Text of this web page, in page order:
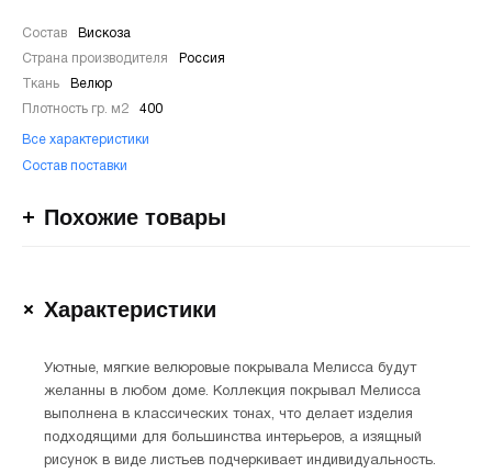
Состав Вискоза
Страна производителя Россия
Ткань Велюр
Плотность гр. м2 400
Все характеристики
Состав поставки
Похожие товары
Характеристики
Уютные, мягкие велюровые покрывала Мелисса будут
желанны в любом доме. Коллекция покрывал Мелисса
выполнена в классических тонах, что делает изделия
подходящими для большинства интерьеров, а изящный
рисунок в виде листьев подчеркивает индивидуальность.